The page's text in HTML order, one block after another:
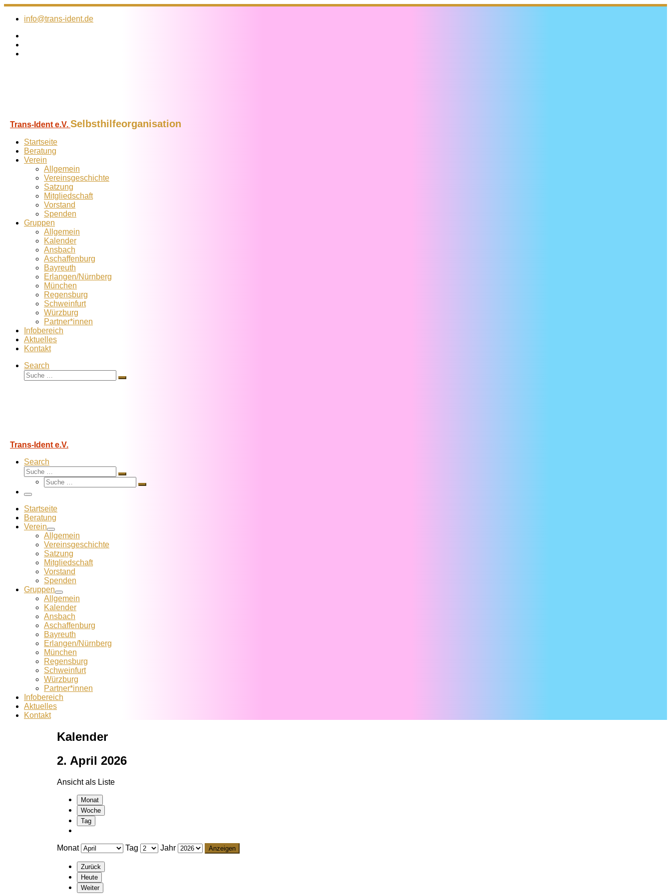
Zum
Inhalt
info@trans-ident.de
Trans-Ident e.V. Selbsthilfeorganisation
Startseite
Beratung
Verein
Allgemein
Vereins­geschichte
Satzung
Mitglied­schaft
Vorstand
Spenden
Gruppen
Allgemein
Kalender
Ansbach
Aschaffenburg
Bayreuth
Erlangen/Nürnberg
München
Regensburg
Schweinfurt
Würzburg
Partner*innen
Infobereich
Aktuelles
Kontakt
Search
Suche
Suche
Trans-Ident e.V.
Search
Suche
Suche
Suche
Suche
Menü
Startseite
Beratung
Verein
Allgemein
Vereins­geschichte
Satzung
Mitglied­schaft
Vorstand
Spenden
Gruppen
Allgemein
Kalender
Ansbach
Aschaffenburg
Bayreuth
Erlangen/Nürnberg
München
Regensburg
Schweinfurt
Würzburg
Partner*innen
Infobereich
Aktuelles
Kontakt
Kalender
2. April 2026
Ansicht als Liste
Monat
Woche
Tag
Monat Tag Jahr
Zurück
Heute
Weiter